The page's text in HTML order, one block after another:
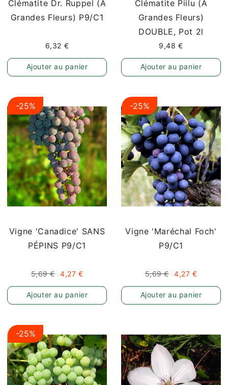
Clématite Dr. Ruppel (à
Grandes Fleurs) P9/C1
6,32 €
Ajouter au panier
Clématite Piilu (à
Grandes Fleurs)
DOUBLE, Pot 2l
9,48 €
Ajouter au panier
-25%
Vigne 'Canadice' SANS
PÉPINS P9/C1
5,69 € 4,27 €
Ajouter au panier
-25%
Vigne 'Maréchal Foch'
P9/C1
5,69 € 4,27 €
Ajouter au panier
-25%